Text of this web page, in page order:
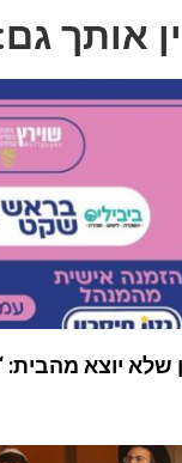
אותך
שלא יוצא